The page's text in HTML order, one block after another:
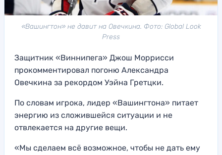
«Вашингтон» не давит на Овечкина. Фото: Global Look
Press
Защитник «Виннипега» Джош Моррисси
прокомментировал погоню Александра
Овечкина за рекордом Уэйна Гретцки.
По словам игрока, лидер «Вашингтона» питает
энергию из сложившейся ситуации и не
отвлекается на другие вещи.
«Мы сделаем всё возможное, чтобы не дать ему